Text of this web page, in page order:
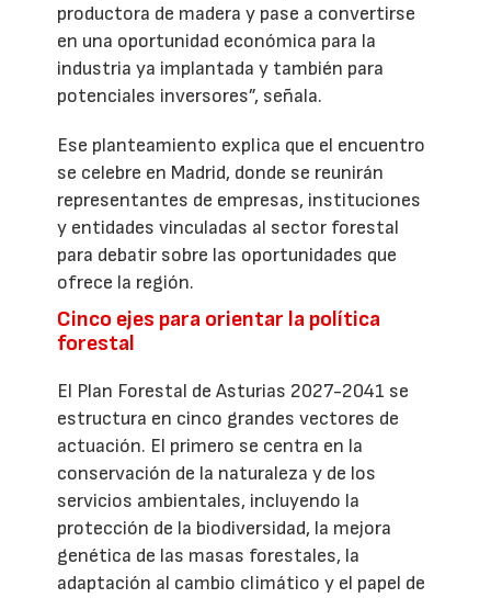
productora de madera y pase a convertirse
en una oportunidad económica para la
industria ya implantada y también para
potenciales inversores”, señala.
Ese planteamiento explica que el encuentro
se celebre en Madrid, donde se reunirán
representantes de empresas, instituciones
y entidades vinculadas al sector forestal
para debatir sobre las oportunidades que
ofrece la región.
Cinco ejes para orientar la política
forestal
El Plan Forestal de Asturias 2027-2041 se
estructura en cinco grandes vectores de
actuación. El primero se centra en la
conservación de la naturaleza y de los
servicios ambientales, incluyendo la
protección de la biodiversidad, la mejora
genética de las masas forestales, la
adaptación al cambio climático y el papel de